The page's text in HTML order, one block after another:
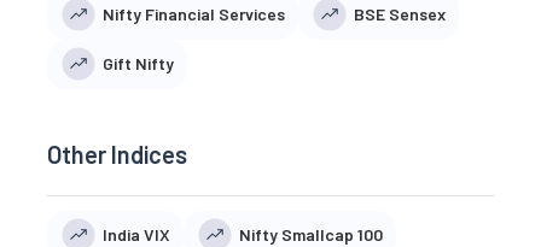
Nifty Financial Services BSE Sensex
Gift Nifty
Other Indices
India VIX Nifty Smallcap 100